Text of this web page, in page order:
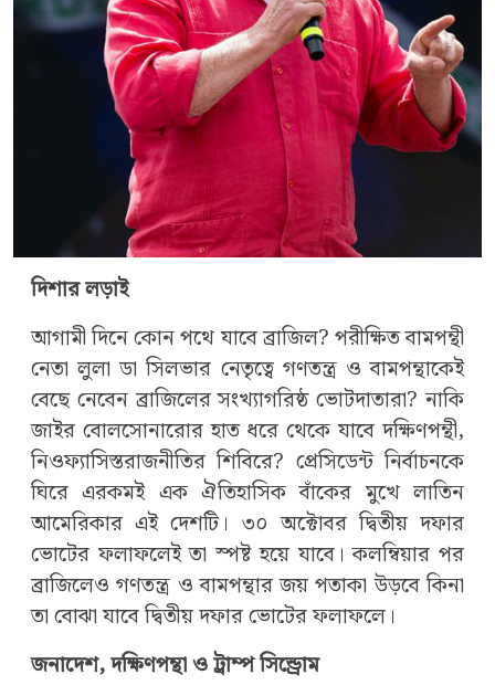
দিশার লড়াই
আগামী দিনে কোন পথে যাবে ব্রাজিল?‌ পরীক্ষিত বামপন্থী
নেতা লুলা ডা সিলভার নেতৃত্বে গণতন্ত্র ও বামপন্থাকেই
বেছে নেবেন ব্রাজিলের সংখ্যাগরিষ্ঠ ভোটদাতারা? নাকি
জাইর বোলসোনারোর হাত ধরে থেকে যাবে দক্ষিণপন্থী,
নিওফ্যাসিস্তরাজনীতির শিবিরে? প্রেসিডেন্ট নির্বাচনকে
ঘিরে এরকমই এক ঐতিহাসিক বাঁকের মুখে লাতিন
আমেরিকার এই দেশটি। ৩০ অক্টোবর দ্বিতীয় দফার
ভোটের ফলাফলেই তা স্পষ্ট হয়ে যাবে। কলম্বিয়ার পর
ব্রাজিলেও গণতন্ত্র ও বামপন্থার জয় পতাকা উড়বে কিনা
তা বোঝা যাবে দ্বিতীয় দফার ভোটের ফলাফলে।
জনাদেশ, দক্ষিণপন্থা ও ট্রাম্প সিন্ড্রোম